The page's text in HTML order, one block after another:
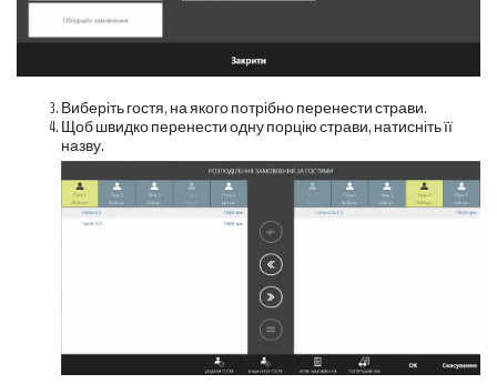
Виберіть гостя, на якого потрібно перенести страви.
Щоб швидко перенести одну порцію страви, натисніть її
назву.